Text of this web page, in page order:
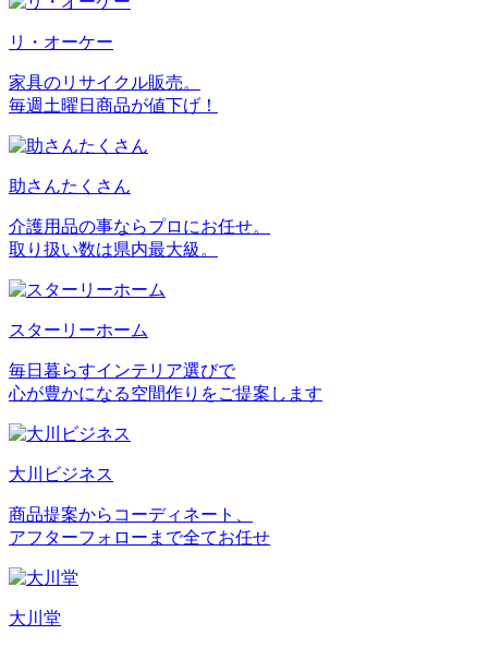
リ・オーケー
家具のリサイクル販売。
毎週土曜日商品が値下げ！
助さんたくさん
介護用品の事ならプロにお任せ。
取り扱い数は県内最大級。
スターリーホーム
毎日暮らすインテリア選びで
心が豊かになる空間作りをご提案します
大川ビジネス
商品提案からコーディネート、
アフターフォローまで全てお任せ
大川堂